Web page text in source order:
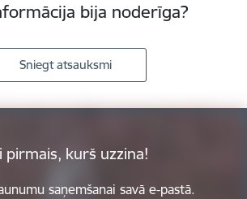
bija noderīga?
Sniegt atsauksmi
pirmais, kurš uzzina!
saņemšanai savā e-pastā.